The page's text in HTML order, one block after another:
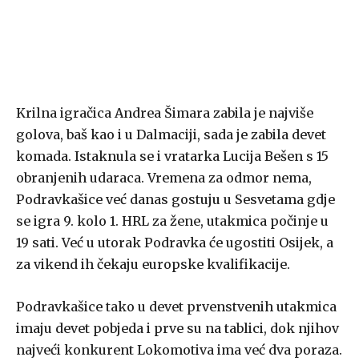
Krilna igračica Andrea Šimara zabila je najviše
golova, baš kao i u Dalmaciji, sada je zabila devet
komada. Istaknula se i vratarka Lucija Bešen s 15
obranjenih udaraca. Vremena za odmor nema,
Podravkašice već danas gostuju u Sesvetama gdje
se igra 9. kolo 1. HRL za žene, utakmica počinje u
19 sati. Već u utorak Podravka će ugostiti Osijek, a
za vikend ih čekaju europske kvalifikacije.
Podravkašice tako u devet prvenstvenih utakmica
imaju devet pobjeda i prve su na tablici, dok njihov
najveći konkurent Lokomotiva ima već dva poraza.